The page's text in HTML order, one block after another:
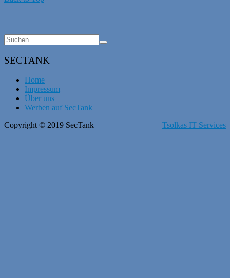
SECTANK
Home
Impressum
Über uns
Werben auf SecTank
Copyright © 2019 SecTank
Tsolkas IT Services